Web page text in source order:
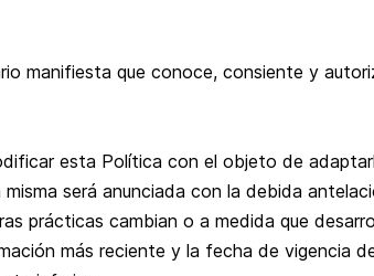
manifiesta que conoce, consiente y
esta Política con el objeto de
será anunciada con la debida
prácticas cambian o a medida que
más reciente y la fecha de vigencia